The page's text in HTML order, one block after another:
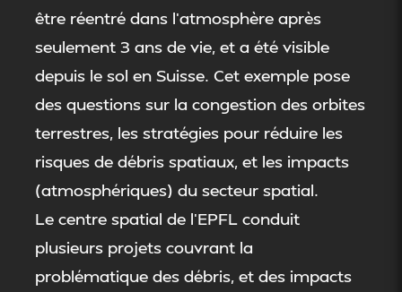
être réentré dans l’atmosphère après
seulement 3 ans de vie, et a été visible
depuis le sol en Suisse. Cet exemple pose
des questions sur la congestion des orbites
terrestres, les stratégies pour réduire les
risques de débris spatiaux, et les impacts
(atmosphériques) du secteur spatial.
Le centre spatial de l’EPFL conduit
plusieurs projets couvrant la
problématique des débris, et des impacts